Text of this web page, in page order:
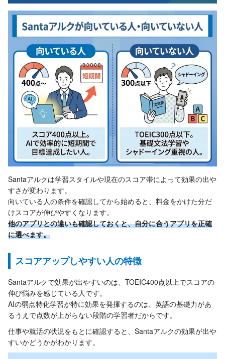
Santaアルクは学習スタイルや現在のスコア帯によって効果の出や
すさが変わります。
向いている人の条件を確認してから始めると、料金をかけた分だ
けスコアが伸びやすくなります。
他のアプリとの違いも確認しておくと、自分に合うアプリを正確
に選べます。
スコアアップしやすい人の特徴
Santaアルクで効果が出やすいのは、TOEIC400点以上でスコアの
伸び悩みを感じている人です。
AIの弱点特化学習が特に効果を発揮するのは、英語の基礎力があ
るうえで点数が上がらない段階の学習者だからです。
仕事や就活の状況をもとに確認すると、Santaアルクの効果が出や
すいかどうかがわかります。